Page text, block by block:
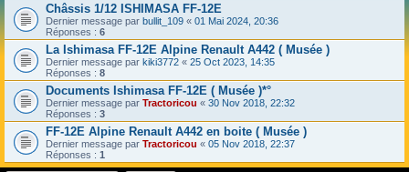
Châssis 1/12 ISHIMASA FF-12E
Dernier message par bullit_109 « 01 Mai 2024, 20:36
Réponses : 6
La Ishimasa FF-12E Alpine Renault A442 ( Musée )
Dernier message par kiki3772 « 25 Oct 2023, 14:35
Réponses : 8
Documents Ishimasa FF-12E ( Musée )*°
Dernier message par Tractoricou « 30 Nov 2018, 22:32
Réponses : 3
FF-12E Alpine Renault A442 en boite ( Musée )
Dernier message par Tractoricou « 05 Nov 2018, 22:37
Réponses : 1